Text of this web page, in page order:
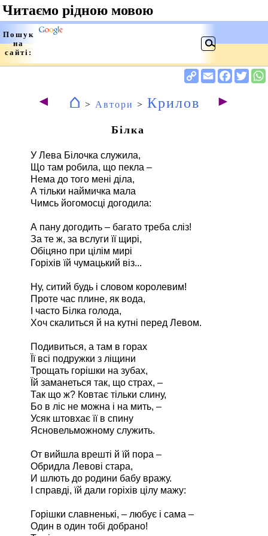
◄ ⌂ > Автори > Крилов ►
Білка
У Лева Білочка служила,
Що там робила, що пекла –
Нема до того мені діла,
А тільки наймичка мала
Чимсь йогомосці догодила:
А пану догодить – багато треба сліз!
За те ж, за вслуги її щирі,
Обіцяно при цілім мирі
Горіхів їй чумацький віз...
Ну, ситий будь і словом королевим!
Проте час плине, як вода,
І часто Білка голода,
Хоч скалиться й на кутні перед Левом.
Подивиться, а там в горах
Її всі подружки з ліщини
Трощать горішки на зубах,
Їй заманеться так, що страх, –
Так що ж? Ковтає тільки слину,
Бо в ліс не можна і на мить, –
Усяк штовхає її в спину
Ясновельможному служить.
От вийшла врешті й їй пора –
Обридла Левові стара,
И шлють до родини бабу вражу.
І справді, їй дали горіхів цілу мажу:
Горішки славненькі, – любує і сама –
Один в один тобі добрано!